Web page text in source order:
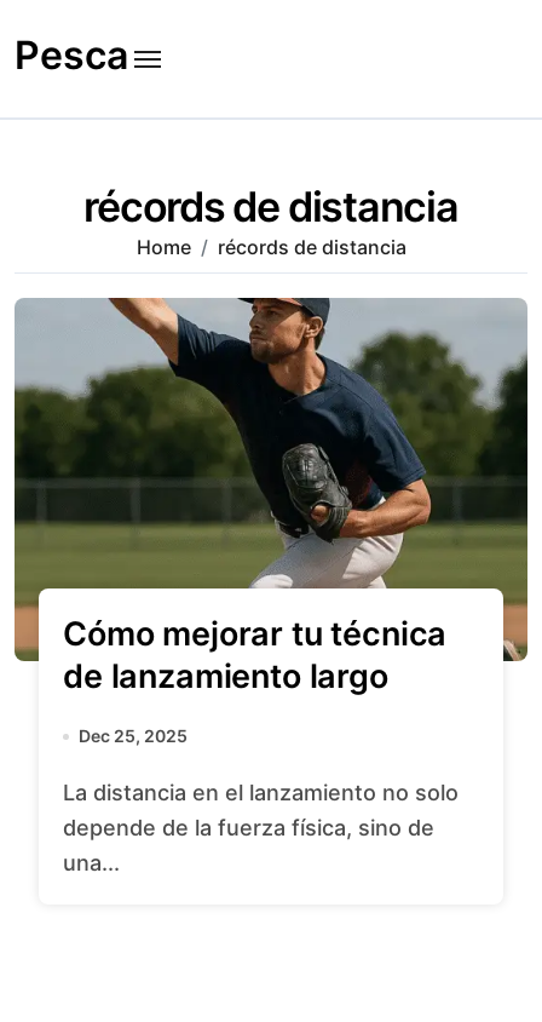
to
content
Pesca
récords de distancia
Home récords de distancia
Cómo mejorar tu técnica
de lanzamiento largo
Dec 25, 2025
La distancia en el lanzamiento no solo
depende de la fuerza física, sino de
una...